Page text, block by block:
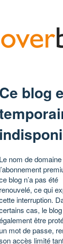
Ce blog
Le nom de
l’abonnement
blog n’a pas été
renouvelé, ce qui
interruption.
cas, le
être
un mot de passe,
accès limité